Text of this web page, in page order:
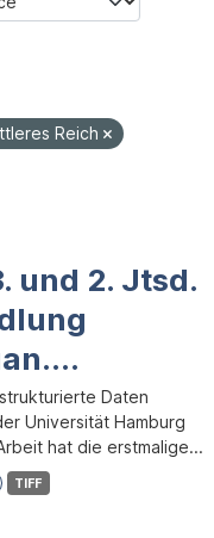
Reich
und 2. Jtsd.
Daten
Universität Hamburg
hat die erstmalige...
TIFF